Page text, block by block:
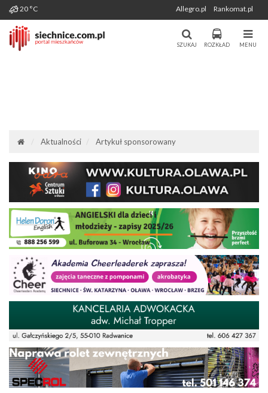
Miasto i Gmina Siechnice - Portal
Mieszkańców. Aktualności, forum,
Portal Mieszkańców Siechnic
Wygenerowano: 06-08-2026
20 °C Allegro.pl Rankomat.pl
MENU
ROZKŁAD
SZUKAJ
Aktualności Artykuł sponsorowany